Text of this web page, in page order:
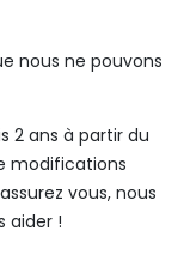
nous ne pouvons
2 ans à partir du
modifications
vous, nous
aider !